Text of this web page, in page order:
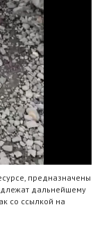
предназначены
дальнейшему
со ссылкой на